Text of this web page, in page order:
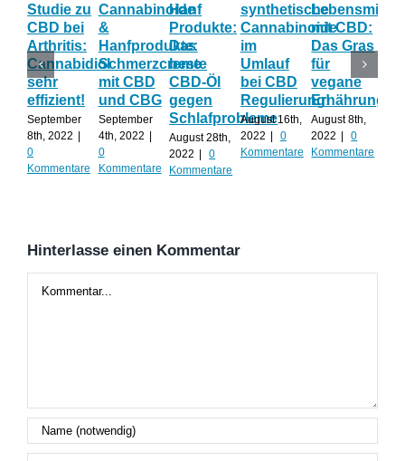
Studie zu
CBD bei
Arthritis:
Cannabidiol
sehr
effizient!
September
8th, 2022 |
0
Kommentare
Cannabinoide
&
Hanfprodukte:
Schmerzcreme
mit CBD
und CBG
September
4th, 2022 |
0
Kommentare
Hanf
Produkte:
Das
beste
CBD-Öl
gegen
Schlafprobleme
August 28th,
2022 |
0
Kommentare
synthetische
Cannabinoide
im
Umlauf
bei CBD
Regulierung!
August 16th,
2022 |
0
Kommentare
Lebensmittel
mit CBD:
Das Gras
für
vegane
Ernährung?
August 8th,
2022 |
0
Kommentare
Hinterlasse einen Kommentar